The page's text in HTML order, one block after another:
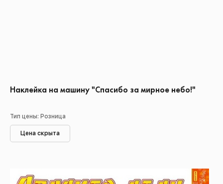
Наклейка на машину "Спасибо за мирное небо!"
Тип цены: Розница
Цена скрыта